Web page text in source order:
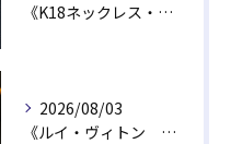
《K18ネックレス・トップ》
2026/08/03
《ルイ・ヴィトン 長財布》